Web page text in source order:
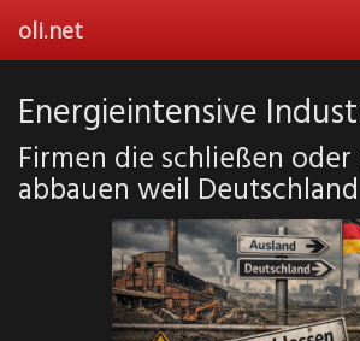
main
oli.net
Energieintensive
Firmen die schließen
abbauen weil